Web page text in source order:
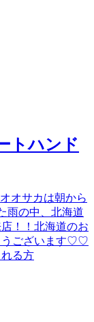
トハンド
オサカは朝から
雨の中、北海道
！！北海道のお
うございます♡♡
る方